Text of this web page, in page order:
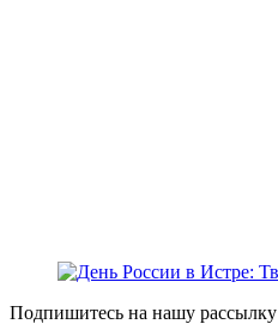
Подпишитесь на нашу рассылку